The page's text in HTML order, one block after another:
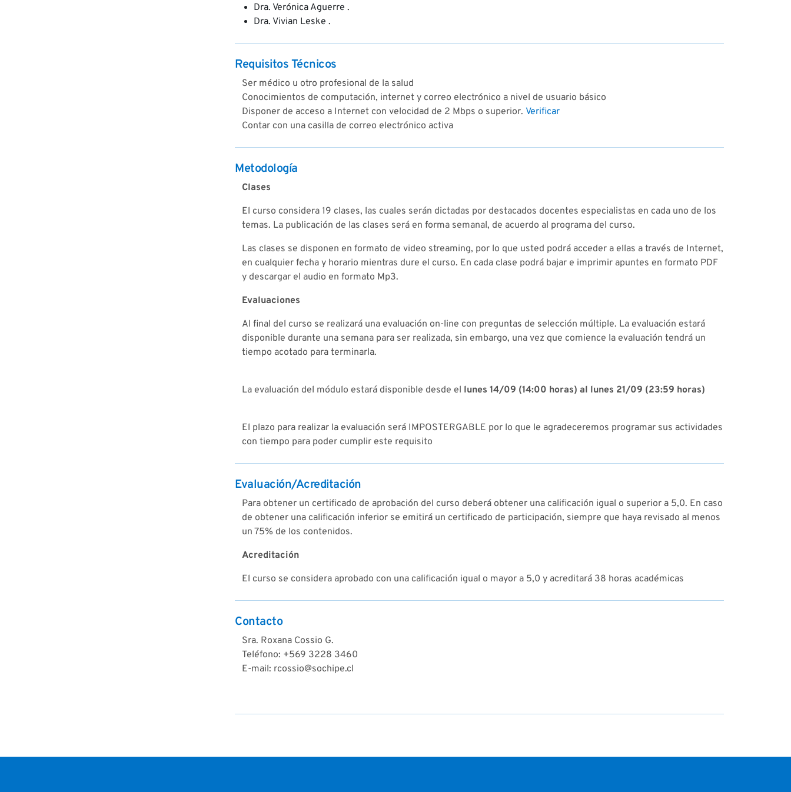
Dra. Verónica Aguerre .
Dra. Vivian Leske .
Requisitos Técnicos
Ser médico u otro profesional de la salud
Conocimientos de computación, internet y correo electrónico a nivel de usuario básico
Disponer de acceso a Internet con velocidad de 2 Mbps o superior. Verificar
Contar con una casilla de correo electrónico activa
Metodología
Clases
El curso considera 19 clases, las cuales serán dictadas por destacados docentes especialistas en cada uno de los
temas. La publicación de las clases será en forma semanal, de acuerdo al programa del curso.
Las clases se disponen en formato de video streaming, por lo que usted podrá acceder a ellas a través de Internet,
en cualquier fecha y horario mientras dure el curso. En cada clase podrá bajar e imprimir apuntes en formato PDF
y descargar el audio en formato Mp3.
Evaluaciones
Al final del curso se realizará una evaluación on-line con preguntas de selección múltiple. La evaluación estará
disponible durante una semana para ser realizada, sin embargo, una vez que comience la evaluación tendrá un
tiempo acotado para terminarla.
La evaluación del módulo estará disponible desde el lunes 14/09 (14:00 horas) al lunes 21/09 (23:59 horas)
El plazo para realizar la evaluación será IMPOSTERGABLE por lo que le agradeceremos programar sus actividades
con tiempo para poder cumplir este requisito
Evaluación/Acreditación
Para obtener un certificado de aprobación del curso deberá obtener una calificación igual o superior a 5,0. En caso
de obtener una calificación inferior se emitirá un certificado de participación, siempre que haya revisado al menos
un 75% de los contenidos.
Acreditación
El curso se considera aprobado con una calificación igual o mayor a 5,0 y acreditará 38 horas académicas
Contacto
Sra. Roxana Cossio G.
Teléfono: +569 3228 3460
E-mail: rcossio@sochipe.cl